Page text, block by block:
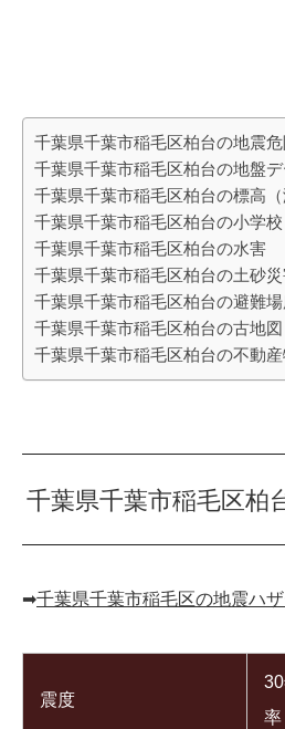
千葉県千葉市稲毛区柏台の地震
千葉県千葉市稲毛区柏台の地盤デ
千葉県千葉市稲毛区柏台の標高（
千葉県千葉市稲毛区柏台の小学
千葉県千葉市稲毛区柏台の水害
千葉県千葉市稲毛区柏台の土砂
千葉県千葉市稲毛区柏台の避難
千葉県千葉市稲毛区柏台の古地図
千葉県千葉市稲毛区柏台の不動産
千葉県千葉市稲毛区柏
➡︎千葉県千葉市稲毛区の地震ハ
震度
率